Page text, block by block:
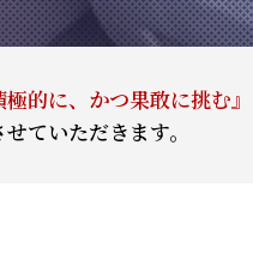
的に、かつ果敢に挑む』
ていただきます。